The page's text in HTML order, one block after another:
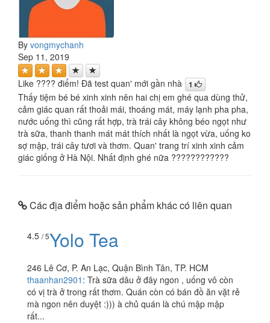
By vongmychanh
Sep 11, 2019
Like ???? điểm! Đã test quan' mới gần nhà 1
Thấy tiệm bé bé xinh xinh nên hai chị em ghé qua dùng thử,
cảm giác quan rất thoải mái, thoáng mát, máy lạnh pha pha,
nước uống thì cũng rất hợp, trà trái cây không béo ngọt như
trà sữa, thanh thanh mát mát thích nhất là ngọt vừa, uống ko
sợ mập, trái cây tươi và thơm. Quan' trang trí xinh xinh cảm
giác giống ở Hà Nội. Nhất định ghé nữa ????????????
Các địa điểm hoặc sản phẩm khác có liên quan
4.5 / 5Yolo Tea
246 Lê Cơ, P. An Lạc, Quận Bình Tân, TP. HCM
thaanhan2901 : Trà sữa dâu ở đây ngon , uống vô còn
có vị trà ở trong rất thơm. Quán còn có bán đồ ăn vặt rẻ
mà ngon nên duyệt :))) à chủ quán là chú mập mập
rất...